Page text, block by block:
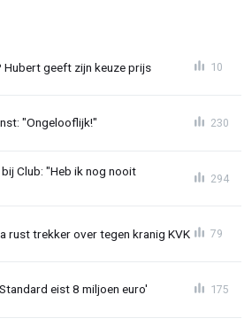
Hubert geeft zijn keuze prijs 10
"Ongelooflijk!" 230
Club: "Heb ik nog nooit
294
rust trekker over tegen kranig KVK 79
eist 8 miljoen euro' 175